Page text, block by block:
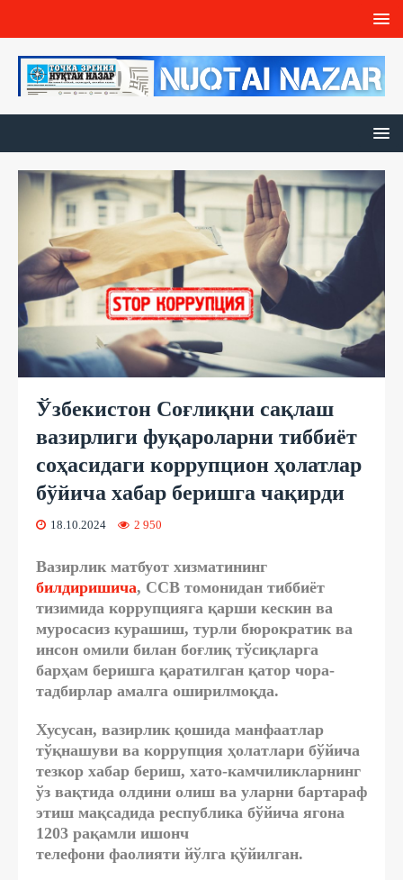
Ўзбекистон Соғлиқни сақлаш
вазирлиги фуқароларни тиббиёт
соҳасидаги коррупцион ҳолатлар
бўйича хабар беришга чақирди
18.10.2024 2 950
Вазирлик матбуот хизматининг
билдиришича, ССВ томонидан тиббиёт
тизимида коррупцияга қарши кескин ва
муросасиз курашиш, турли бюрократик ва
инсон омили билан боғлиқ тўсиқларга
барҳам беришга қаратилган қатор чора-
тадбирлар амалга оширилмоқда.
Хусусан, вазирлик қошида манфаатлар
тўқнашуви ва коррупция ҳолатлари бўйича
тезкор хабар бериш, хато-камчиликларнинг
ўз вақтида олдини олиш ва уларни бартараф
этиш мақсадида республика бўйича ягона
1203 рақамли ишонч
телефони фаолияти йўлга қўйилган.